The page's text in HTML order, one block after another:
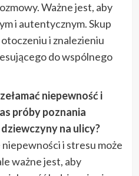
Ważne jest, aby
i autentycznym. Skup
otoczeniu i znalezieniu
do wspólnego
niepewność i
próby poznania
na ulicy?
niepewności i stresu może
ważne jest, aby